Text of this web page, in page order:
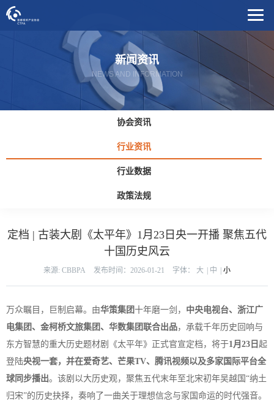
新闻资讯
NEWS AND INFORMATION
协会资讯
行业资讯
行业数据
政策法规
定档 | 古装大剧《太平年》1月23日央一开播 聚焦五代
十国历史风云
来源: CBBPA 发布时间：2026-01-21 字体： 大 中 小
万众瞩目，巨制启幕。由华策集团十年磨一剑， 中央电视台、浙江广
电集团、金柯桥文旅集团、华数集团联合出品，承载千年历史回响与
东方智慧的重大历史题材剧《太平年》正式官宣定档，将于1月23日 起
登陆央视一套，并在爱奇艺、芒果TV、腾讯视频以及多家国际平台全
球同步播出。该剧以大历史观，聚焦五代末年至北宋初年吴越国“纳土
归宋”的历史抉择，奏响了一曲关于理想信念与家国命运的时代强音。